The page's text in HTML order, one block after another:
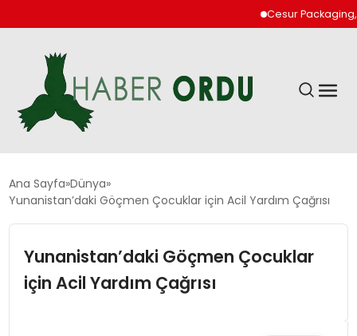
Cesur Packaging,
GÜNDEM
DÜNYA
EKONOMI
Ana Sayfa Dünya
Yunanistan’daki Göçmen Çocuklar için Acil Yardım Çağrısı
Yunanistan’daki Göçmen Çocuklar
için Acil Yardım Çağrısı